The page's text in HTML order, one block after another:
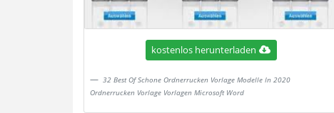
kostenlos herunterladen
32 Best Of Schone Ordnerrucken Vorlage Modelle In 2020
Ordnerrucken Vorlage Vorlagen Microsoft Word